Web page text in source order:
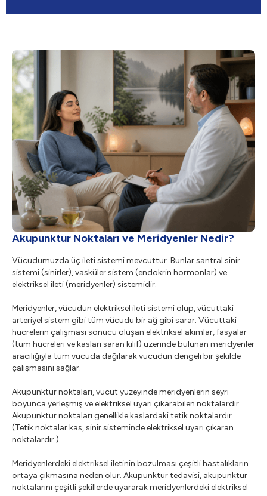
Akupunktur Noktaları ve Meridyenler Nedir?
Vücudumuzda üç ileti sistemi mevcuttur. Bunlar santral sinir
sistemi (sinirler), vasküler sistem (endokrin hormonlar) ve
elektriksel ileti (meridyenler) sistemidir.
Meridyenler, vücudun elektriksel ileti sistemi olup, vücuttaki
arteriyel sistem gibi tüm vücudu bir ağ gibi sarar. Vücuttaki
hücrelerin çalışması sonucu oluşan elektriksel akımlar, fasyalar
(tüm hücreleri ve kasları saran kılıf) üzerinde bulunan meridyenler
aracılığıyla tüm vücuda dağılarak vücudun dengeli bir şekilde
çalışmasını sağlar.
Akupunktur noktaları, vücut yüzeyinde meridyenlerin seyri
boyunca yerleşmiş ve elektriksel uyarı çıkarabilen noktalardır.
Akupunktur noktaları genellikle kaslardaki tetik noktalardır.
(Tetik noktalar kas, sinir sisteminde elektriksel uyarı çıkaran
noktalardır.)
Meridyenlerdeki elektriksel iletinin bozulması çeşitli hastalıkların
ortaya çıkmasına neden olur. Akupunktur tedavisi, akupunktur
noktalarını çeşitli şekillerde uyararak meridyenlerdeki elektriksel